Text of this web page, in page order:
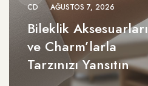
CD AĞUSTOS 7, 2026
Bileklik Aksesuarları
ve Charm’larla
Tarzınızı Yansıtın